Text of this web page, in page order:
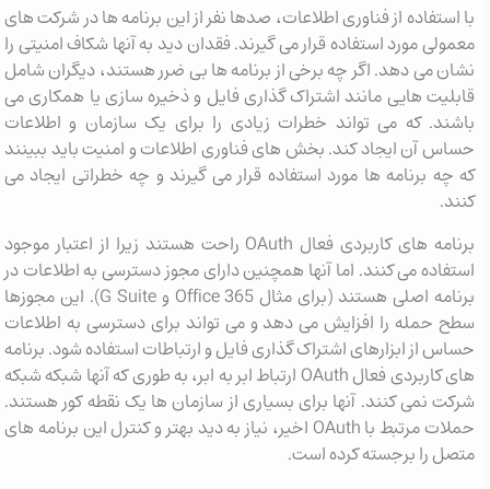
با استفاده از فناوری اطلاعات، صدها نفر از این برنامه ها در شرکت های
معمولی مورد استفاده قرار می گیرند. فقدان دید به آنها شکاف امنیتی را
نشان می دهد. اگر چه برخی از برنامه ها بی ضرر هستند، دیگران شامل
قابلیت هایی مانند اشتراک گذاری فایل و ذخیره سازی یا همکاری می
باشند. که می تواند خطرات زیادی را برای یک سازمان و اطلاعات
حساس آن ایجاد کند. بخش های فناوری اطلاعات و امنیت باید ببینند
که چه برنامه ها مورد استفاده قرار می گیرند و چه خطراتی ایجاد می
کنند.
برنامه های کاربردی فعال OAuth راحت هستند زیرا از اعتبار موجود
استفاده می کنند. اما آنها همچنین دارای مجوز دسترسی به اطلاعات در
برنامه اصلی هستند (برای مثال Office 365 و G Suite). این مجوزها
سطح حمله را افزایش می دهد و می تواند برای دسترسی به اطلاعات
حساس از ابزارهای اشتراک گذاری فایل و ارتباطات استفاده شود. برنامه
های کاربردی فعال OAuth ارتباط ابر به ابر، به طوری که آنها شبکه شبکه
شرکت نمی کنند. آنها برای بسیاری از سازمان ها یک نقطه کور هستند.
حملات مرتبط با OAuth اخیر، نیاز به دید بهتر و کنترل این برنامه های
متصل را برجسته کرده است.